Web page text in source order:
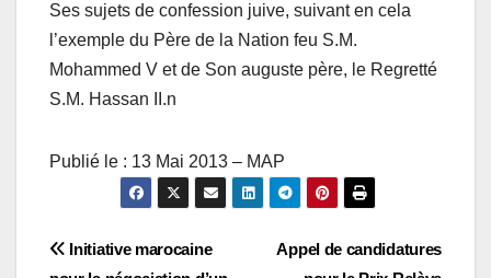
Ses sujets de confession juive, suivant en cela
l’exemple du Père de la Nation feu S.M.
Mohammed V et de Son auguste père, le Regretté
S.M. Hassan II.n
Publié le : 13 Mai 2013 – MAP
Navigation
Appel de candidatures
Initiative marocaine